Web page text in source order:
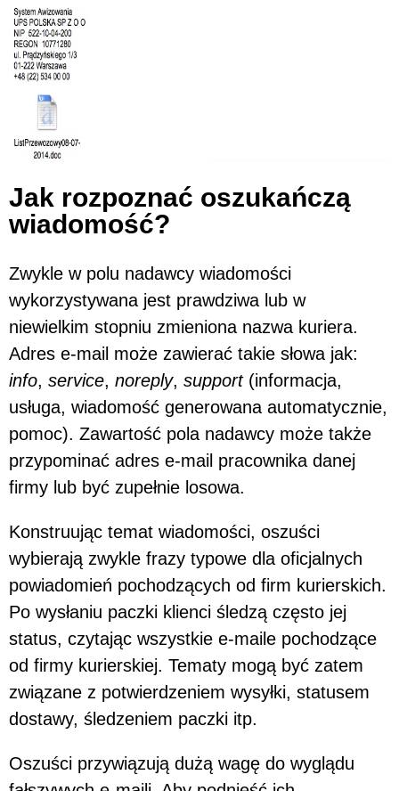
Jak rozpoznać oszukańczą
wiadomość?
Zwykle w polu nadawcy wiadomości
wykorzystywana jest prawdziwa lub w
niewielkim stopniu zmieniona nazwa kuriera.
Adres e-mail może zawierać takie słowa jak:
info, service, noreply, support (informacja,
usługa, wiadomość generowana automatycznie,
pomoc). Zawartość pola nadawcy może także
przypominać adres e-mail pracownika danej
firmy lub być zupełnie losowa.
Konstruując temat wiadomości, oszuści
wybierają zwykle frazy typowe dla oficjalnych
powiadomień pochodzących od firm kurierskich.
Po wysłaniu paczki klienci śledzą często jej
status, czytając wszystkie e-maile pochodzące
od firmy kurierskiej. Tematy mogą być zatem
związane z potwierdzeniem wysyłki, statusem
dostawy, śledzeniem paczki itp.
Oszuści przywiązują dużą wagę do wyglądu